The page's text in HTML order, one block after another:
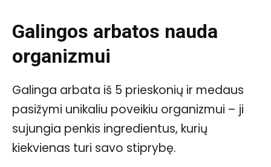
Galingos arbatos nauda
organizmui
Galinga arbata iš 5 prieskonių ir medaus
pasižymi unikaliu poveikiu organizmui – ji
sujungia penkis ingredientus, kurių
kiekvienas turi savo stiprybę.